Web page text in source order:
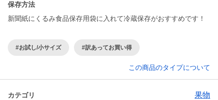
保存方法
新聞紙にくるみ食品保存用袋に入れて冷蔵保存がおすすめです！
#お試し/小サイズ #訳あってお買い得
この商品のタイプについて
カテゴリ 果物